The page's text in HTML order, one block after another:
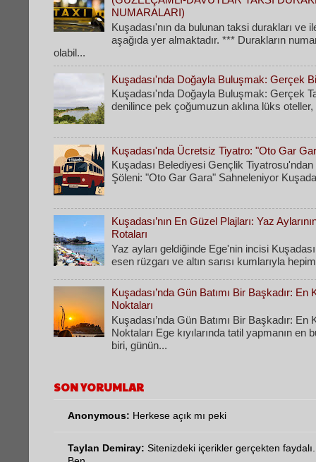
NUMARALARI)
Kuşadası'nın da bulunan taksi durakları ve
aşağıda yer almaktadır. *** Durakların
olabil...
Kuşadası'nda Doğayla Buluşmak: Gerçek
Kuşadası'nda Doğayla Buluşmak: Gerçek
denilince pek çoğumuzun aklına lüks
Kuşadası'nda Ücretsiz Tiyatro: "Oto Gar
Kuşadası Belediyesi Gençlik
Şöleni: "Oto Gar Gara" Sahneleniyor
Kuşadası’nın En Güzel Plajları: Yaz
Rotaları
​Yaz ayları geldiğinde Ege'nin incisi
esen rüzgarı ve altın sarısı kumlarıyla
Kuşadası’nda Gün Batımı Bir Başkadır: En
Noktaları
Kuşadası’nda Gün Batımı Bir Başkadır: En
Noktaları Ege kıyılarında tatil yapmanın en
biri, günün...
SON YORUMLAR
Anonymous: Herkese açık mı peki
Taylan Demiray: Sitenizdeki içerikler gerçekten faydalı.